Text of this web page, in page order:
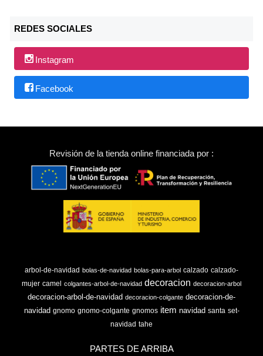
REDES SOCIALES
Instagram
Facebook
Revisión de la tienda online financiada por :
arbol-de-navidad bolas-de-navidad bolas-para-arbol calzado calzado-
mujer camel colgantes-arbol-de-navidad decoracion decoracion-arbol
decoracion-arbol-de-navidad decoracion-colgante decoracion-de-
navidad gnomo gnomo-colgante gnomos item navidad santa set-
navidad tahe
PARTES DE ARRIBA